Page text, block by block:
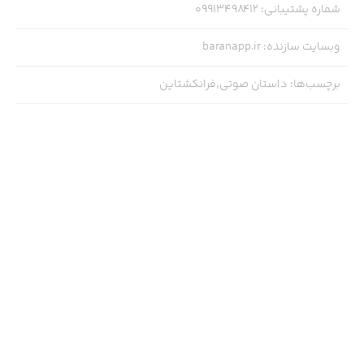
شماره پشتیبانی:
09913498412
وبسایت سازنده:
baranapp.ir
برچسب‌ها: داستان صوتی,فرانکشتاین